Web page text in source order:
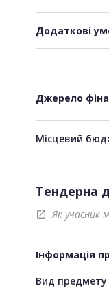
Додаткові
Джерело
Місцевий
Тендерна
open_in_new Як учасник
Інформація
Вид предмету